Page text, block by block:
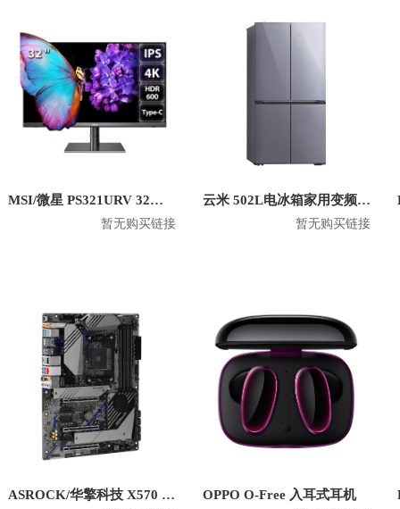
MSI/微星 PS321URV 32英寸4K显示屏
暂无购买链接
云米 502L电冰箱家用变频十字对开门双开门风冷无霜 BCD-502WGSA
暂无购买链接
ASROCK/华擎科技 X570 Creator 主板 OPPO O-Free 入耳式耳机